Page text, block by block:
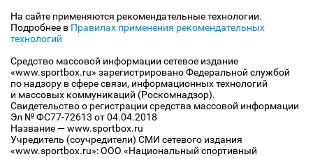
На сайте применяются рекомендательные технологии.
Подробнее в Правилах применения рекомендательных
технологий
Средство массовой информации сетевое издание
«www.sportbox.ru» зарегистрировано Федеральной службой
по надзору в сфере связи, информационных технологий
и массовых коммуникаций (Роскомнадзор).
Свидетельство о регистрации средства массовой информации
Эл № ФС77-72613 от 04.04.2018
Название — www.sportbox.ru
Учредитель (соучредители) СМИ сетевого издания
«www.sportbox.ru»: ООО «Национальный спортивный